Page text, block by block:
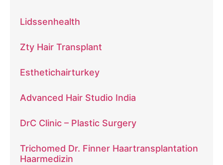
Lidssenhealth
Zty Hair Transplant
Esthetichairturkey
Advanced Hair Studio India
DrC Clinic – Plastic Surgery
Trichomed Dr. Finner Haartransplantation
Haarmedizin